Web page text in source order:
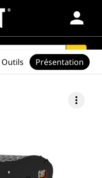
person
search
more_vert
Outils Présentation